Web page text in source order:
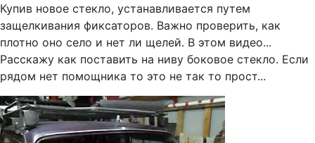
Купив новое стекло, устанавливается путем
защелкивания фиксаторов. Важно проверить, как
плотно оно село и нет ли щелей. В этом видео...
Расскажу как поставить на ниву боковое стекло. Если
рядом нет помощника то это не так то прост...